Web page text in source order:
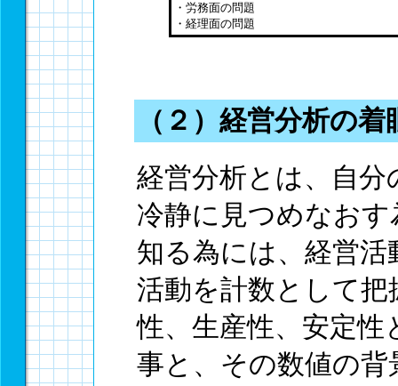
・労務面の問題
・経理面の問題
（２）経営分析の
経営分析とは、自
冷静に見つめなお
知る為には、経営
活動を計数として
性、生産性、安定
事と、その数値の